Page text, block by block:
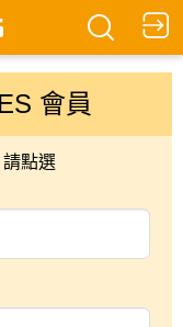
會員
點選